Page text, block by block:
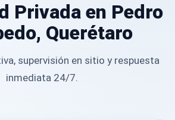
Privada en Pedro
Querétaro
supervisión en sitio y respuesta
inmediata 24/7.